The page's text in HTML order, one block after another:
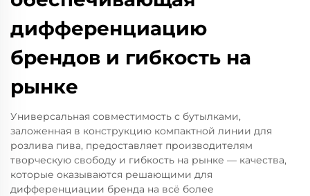
дифференциацию
брендов и гибкость на
рынке
Универсальная совместимость с бутылками,
заложенная в конструкцию компактной линии для
розлива пива, предоставляет производителям
творческую свободу и гибкость на рынке — качества,
которые оказываются решающими для
дифференциации бренда на всё более